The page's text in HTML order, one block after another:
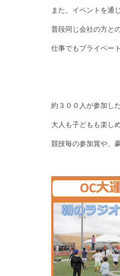
また、イベントを通
普段同じ会社の方と
仕事でもプライベー
約３００人が参加し
大人も子どもも楽し
競技毎の参加賞や、